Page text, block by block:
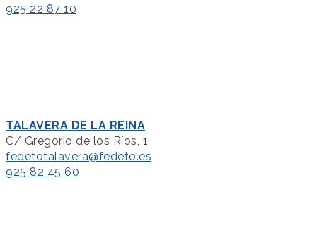
925 22 87 10
TALAVERA DE LA REINA
C/ Gregorio de los Ríos, 1
fedetotalavera@fedeto.es
925 82 45 60